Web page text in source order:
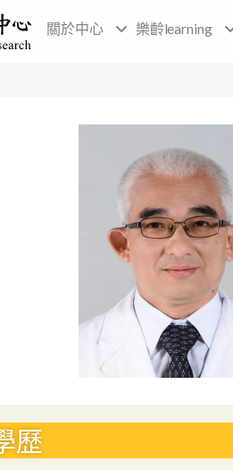
關於中心 樂齡learning
歷